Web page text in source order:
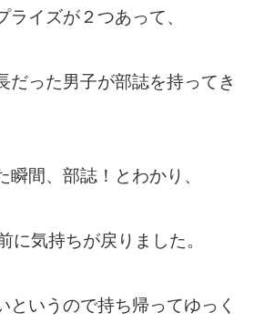
ライズが２つあって、
だった男子が部誌を持ってき
瞬間、部誌！とわかり、
に気持ちが戻りました。
というので持ち帰ってゆっく